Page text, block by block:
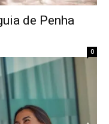
de Penha
0